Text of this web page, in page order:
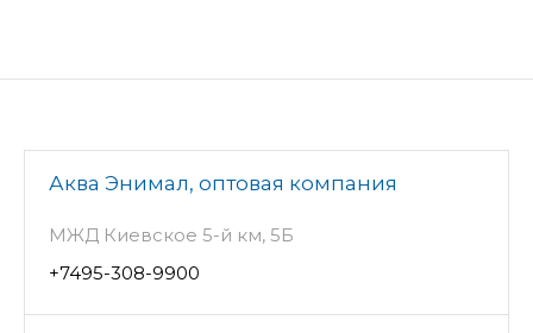
Аква Энимал, оптовая компания
МЖД Киевское 5-й км, 5Б
+7495-308-9900